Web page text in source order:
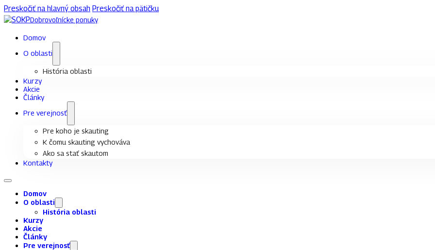
Preskočiť na hlavný obsah Preskočiť na pätičku
Dobrovoľnícke ponuky
Domov
O oblasti
História oblasti
Kurzy
Akcie
Články
Pre verejnosť
Pre koho je skauting
K čomu skauting vychováva
Ako sa stať skautom
Kontakty
Domov
O oblasti
História oblasti
Kurzy
Akcie
Články
Pre verejnosť